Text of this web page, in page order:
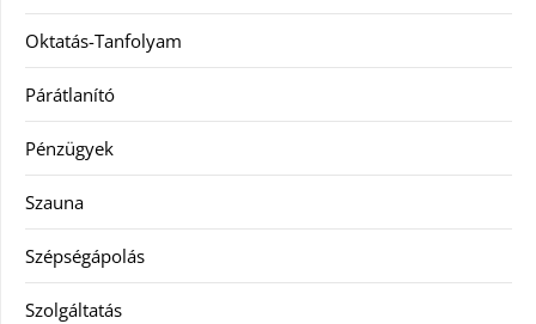
Oktatás-Tanfolyam
Párátlanító
Pénzügyek
Szauna
Szépségápolás
Szolgáltatás